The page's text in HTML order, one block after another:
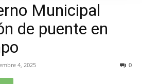
Municipal
de puente en
4, 2025 0